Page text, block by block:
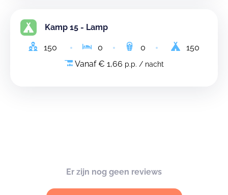
Kamp 15 - Lamp
150 0 0
150
Vanaf € 1,66 p.p. / nacht
Er zijn nog geen reviews